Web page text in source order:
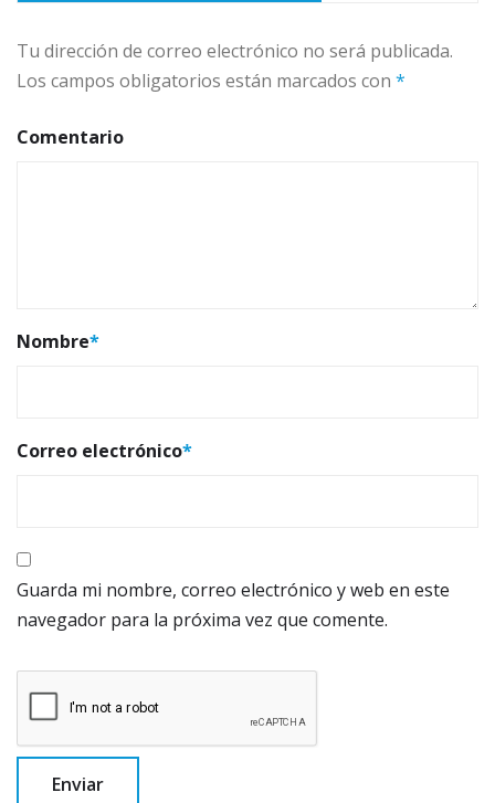
Tu dirección de correo electrónico no será publicada.
Los campos obligatorios están marcados con *
Comentario
Nombre*
Correo electrónico*
Guarda mi nombre, correo electrónico y web en este
navegador para la próxima vez que comente.